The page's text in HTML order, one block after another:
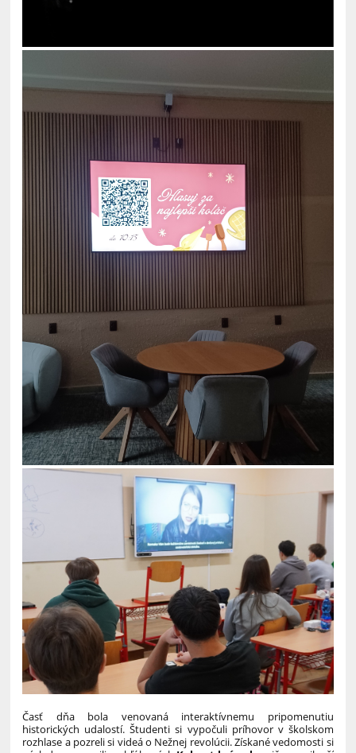
Časť dňa bola venovaná interaktívnemu pripomenutiu
historických udalostí. Študenti si vypočuli príhovor v školskom
rozhlase a pozreli si videá o Nežnej revolúcii. Získané vedomosti si